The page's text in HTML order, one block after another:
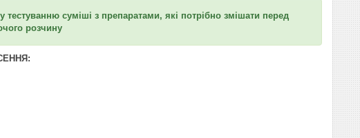
тестуванню суміші з препаратами, які потрібно змішати перед
розчину